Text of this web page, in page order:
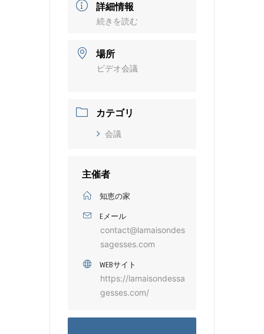
詳細情報
続きを読む
場所
ビデオ会議
カテゴリ
会議
主催者
知恵の家
Eメール
contact@lamaisondes
sagesses.com
WEBサイト
https://lamaisondessa
gesses.com/